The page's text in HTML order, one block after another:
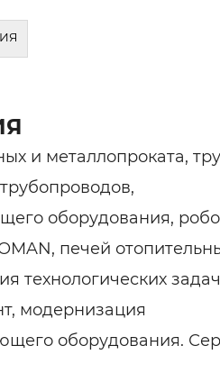
и металлопроката,
оборудования,
печей
технологических
модернизация
оборудования.